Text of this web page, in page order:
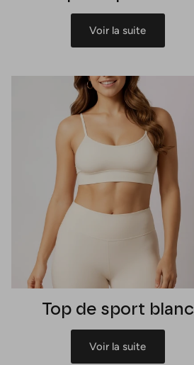
Voir la suite
Top de sport blanc
Voir la suite